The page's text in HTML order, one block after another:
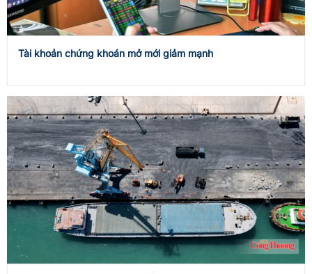
Tài khoản chứng khoán mở mới giảm mạnh